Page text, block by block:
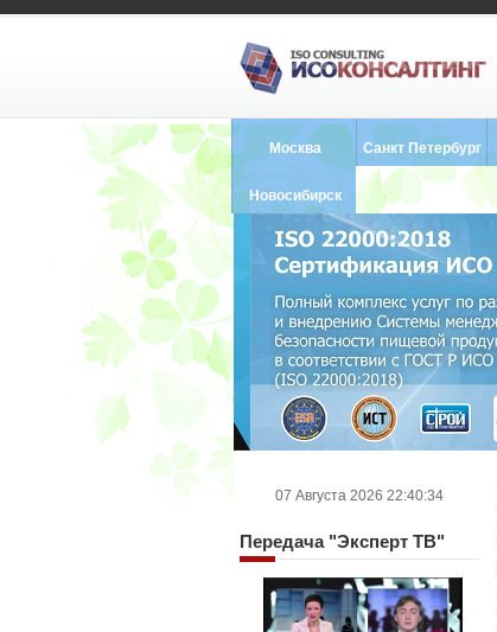
Москва Санкт Петербург
8 (812) 748-2493
Новосибирск
8 (383) 227-8449
07 Августа 2026 22:40:34
Передача"Эксперт ТВ"